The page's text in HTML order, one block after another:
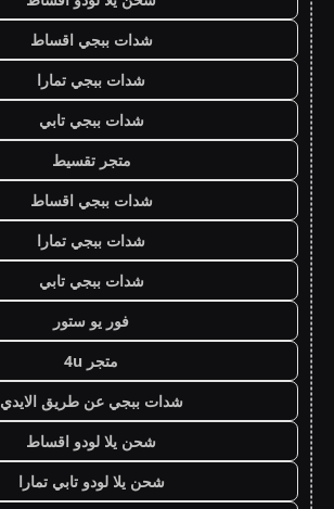
شدات ببجي اقساط
شدات ببجي تمارا
شدات ببجي تابي
متجر تقسيط
شدات ببجي اقساط
شدات ببجي تمارا
شدات ببجي تابي
فور يو ستور
متجر 4u
شدات ببجي عن طريق الايدي
شحن يلا لودو اقساط
شحن يلا لودو تابي تمارا